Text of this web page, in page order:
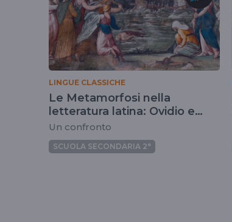
apuleio
LINGUE CLASSICHE
Le Metamorfosi nella
letteratura latina: Ovidio e
Apuleio
Un confronto
SCUOLA SECONDARIA 2°